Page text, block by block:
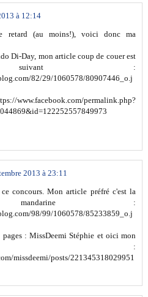
à 12:14
retard (au moins!), voici donc ma
Di-Day, mon article coup de couer est
:
82/29/1060578/80907446_o.j
www.facebook.com/permalink.php?
2013 à 23:11
concours. Mon article préfré c'est la
:
98/99/1060578/85233859_o.j
pages : MissDeemi Stéphie et oici mon
:
missdeemi/posts/221345318029951